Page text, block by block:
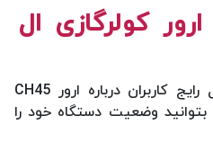
کولرگازی ال
در این قسمت به چند سوال رایج کاربران درباره ارور CH45
بتوانید وضعیت دستگاه خود را